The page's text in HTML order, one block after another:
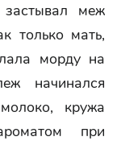
меж
только мать,
морду на
начинался
кружа
при